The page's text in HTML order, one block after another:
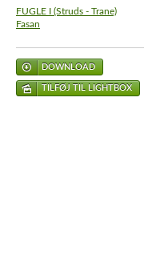
FUGLE I (Struds - Trane)
Fasan
DOWNLOAD
TILFØJ TIL LIGHTBOX